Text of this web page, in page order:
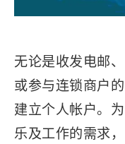
无论是收发电邮
或参与连锁商户
建立个人帐户。
乐及工作的需求